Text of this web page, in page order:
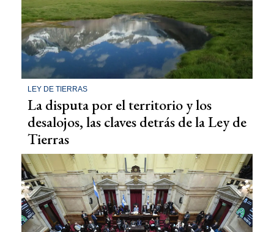
LEY DE TIERRAS
La disputa por el territorio y los
desalojos, las claves detrás de la Ley de
Tierras